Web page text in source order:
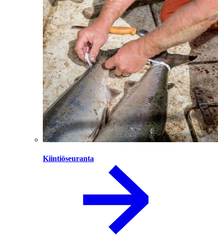
Kiintiöseuranta